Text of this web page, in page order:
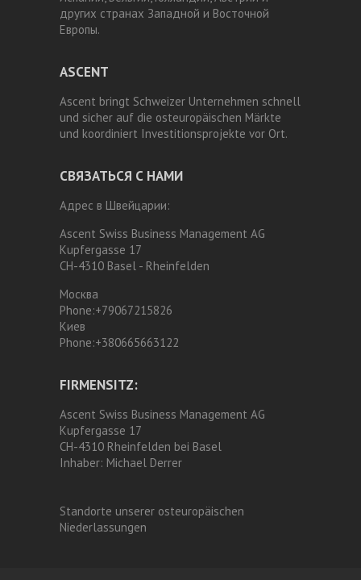
других странах Западной и Восточной
Европы.
ASCENT
Ascent bringt Schweizer Unternehmen schnell
und sicher auf die osteuropäischen Märkte
und koordiniert Investitionsprojekte vor Ort.
СВЯЗАТЬСЯ С НАМИ
Адрес в Швейцарии:
Ascent Swiss Business Management AG
Kupfergasse 17
CH-4310 Basel - Rheinfelden
Москва
Phone:+79067215826
Киев
Phone:+380665663122
FIRMENSITZ:
Ascent Swiss Business Management AG
Kupfergasse 17
CH-4310 Rheinfelden bei Basel
Inhaber: Michael Derrer
Standorte unserer osteuropäischen
Niederlassungen